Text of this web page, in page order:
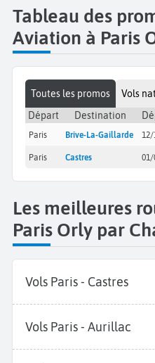
Tableau des
Aviation à Paris
Toutes les promos
Vols
Départ
Destination
Paris Brive-La-Gaillarde 12/
Paris Castres 01/
Les meilleures
Paris Orly par
Vols Paris - Castres
Vols Paris - Aurillac